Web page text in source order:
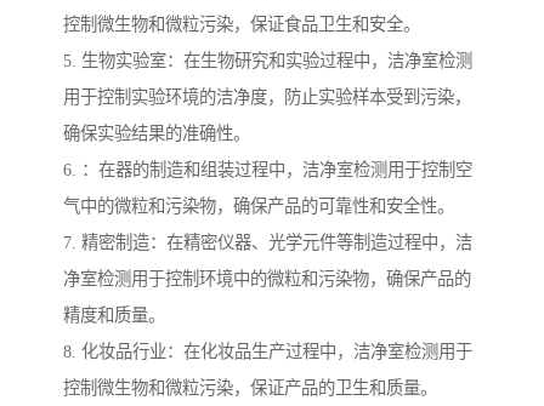
控制微生物和微粒污染，保证食品卫生和安全。
5. 生物实验室：在生物研究和实验过程中，洁净室检测
用于控制实验环境的洁净度，防止实验样本受到污染，
确保实验结果的准确性。
6. ：在器的制造和组装过程中，洁净室检测用于控制空
气中的微粒和污染物，确保产品的可靠性和安全性。
7. 精密制造：在精密仪器、光学元件等制造过程中，洁
净室检测用于控制环境中的微粒和污染物，确保产品的
精度和质量。
8. 化妆品行业：在化妆品生产过程中，洁净室检测用于
控制微生物和微粒污染，保证产品的卫生和质量。